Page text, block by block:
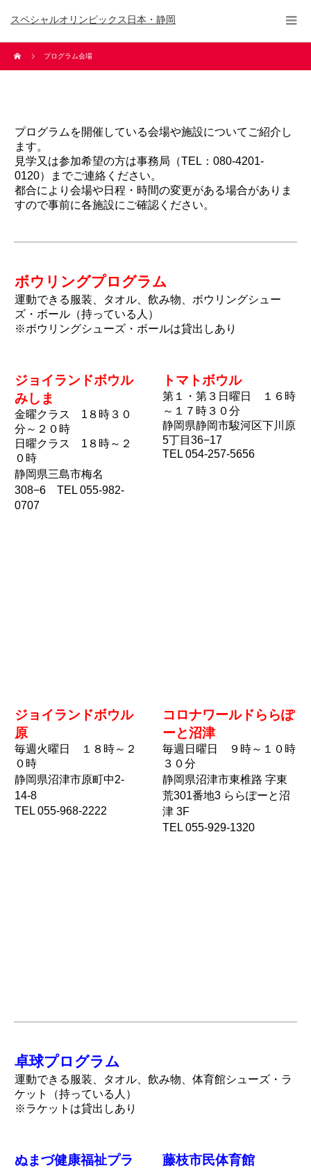
スペシャルオリンピックス日本・静岡
プログラム会場
プログラムを開催している会場や施設についてご紹介し
ます。
見学又は参加希望の方は事務局（TEL：080-4201-
0120）までご連絡ください。
都合により会場や日程・時間の変更がある場合がありま
すので事前に各施設にご確認ください。
ボウリングプログラム
運動できる服装、タオル、飲み物、ボウリングシュー
ズ・ボール（持っている人）
※ボウリングシューズ・ボールは貸出しあり
ジョイランドボウル
みしま
金曜クラス 1８時３０
分～２０時
日曜クラス 1８時～２
０時
静岡県三島市梅名
308−6 TEL 055-982-
0707
トマトボウル
第１・第３日曜日 １６時
～１７時３０分
静岡県静岡市駿河区下川原
5丁目36−17
TEL 054-257-5656
ジョイランドボウル
原
毎週火曜日 １８時～２
０時
静岡県沼津市原町中2-
14-8
TEL 055-968-2222
コロナワールドららぽ
ーと沼津
毎週日曜日 ９時～１０時
３０分
静岡県沼津市東椎路 字東
荒301番地3 ららぽーと沼
津 3F
TEL 055-929-1320
卓球プログラム
運動できる服装、タオル、飲み物、体育館シューズ・ラ
ケット（持っている人）
※ラケットは貸出しあり
ぬまづ健康福祉プラ
藤枝市民体育館